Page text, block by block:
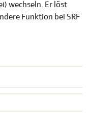
wechseln. Er löst
Funktion bei SRF